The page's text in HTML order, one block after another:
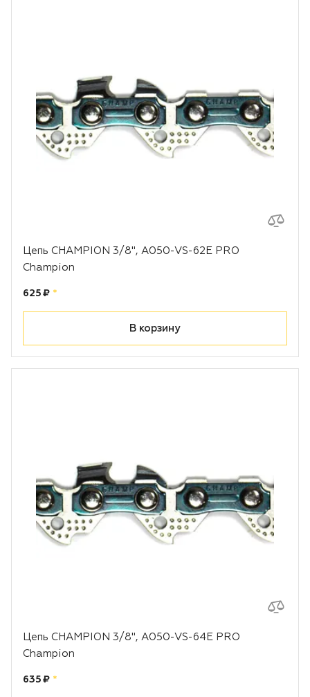
Цепь CHAMPION 3/8", A050-VS-62E PRO
Champion
Цена:
625 ₽ рублей
*
В корзину
Цепь CHAMPION 3/8", A050-VS-64E PRO
Champion
Цена:
635 ₽ рублей
*